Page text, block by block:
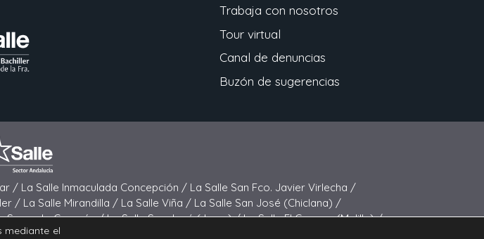
Trabaja con nosotros
Tour virtual
Canal de denuncias
Buzón de sugerencias
/ La Salle Inmaculada Concepción / La Salle San Fco. Javier Virlecha /
/ La Salle Mirandilla / La Salle Viña / La Salle San José (Chiclana) /
Sagrado Corazón /La Salle San José (Jerez) /La Salle El Carmen (Melilla) /
Salle San Francisco /
mediante el